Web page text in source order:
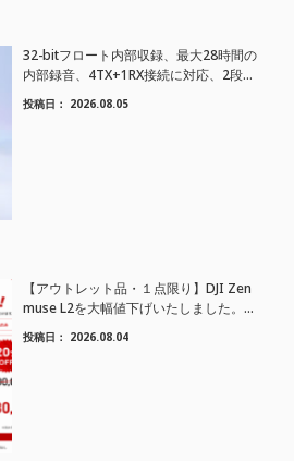
32-bitフロート内部収録、最大28時間の
内部録音、4TX+1RX接続に対応、2段階
AIノイズキャンセリング搭載｜コンパク
トワイヤレスマイク DJI Mic Mini 2S 登場
投稿日： 2026.08.05
【アウトレット品・１点限り】DJI Zen
muse L2を大幅値下げいたしました。｜
HELICAM STORE
投稿日： 2026.08.04